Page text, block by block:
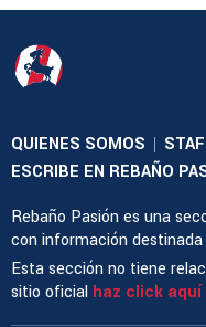
QUIENES SOMOS |
ESCRIBE EN REBAÑO
Rebaño Pasión es una
con información destinada
Esta sección no tiene
sitio oficial haz click aquí